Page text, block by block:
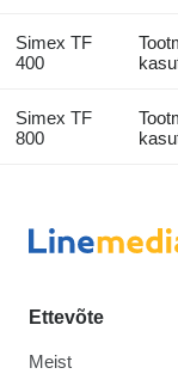
Simex TF
400
Simex TF
800
Ettevõte
Meist